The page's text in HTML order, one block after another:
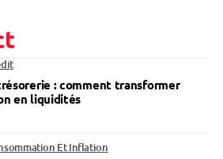
: comment transformer
en liquidités
Et Inflation